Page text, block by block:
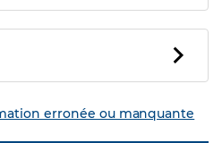
erronée ou manquante